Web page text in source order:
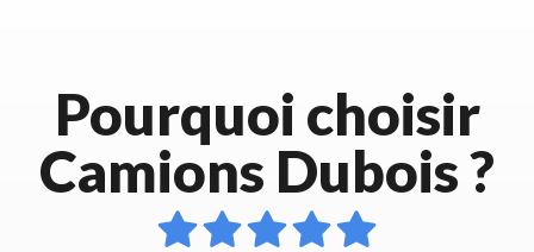
Pourquoi choisir
Camions Dubois ?